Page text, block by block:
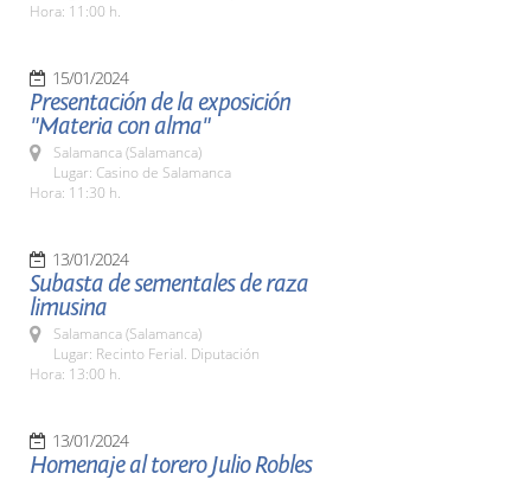
Hora: 11:00 h.
15/01/2024
Presentación de la exposición
"Materia con alma"
Salamanca (Salamanca)
Lugar: Casino de Salamanca
Hora: 11:30 h.
13/01/2024
Subasta de sementales de raza
limusina
Salamanca (Salamanca)
Lugar: Recinto Ferial. Diputación
Hora: 13:00 h.
13/01/2024
Homenaje al torero Julio Robles